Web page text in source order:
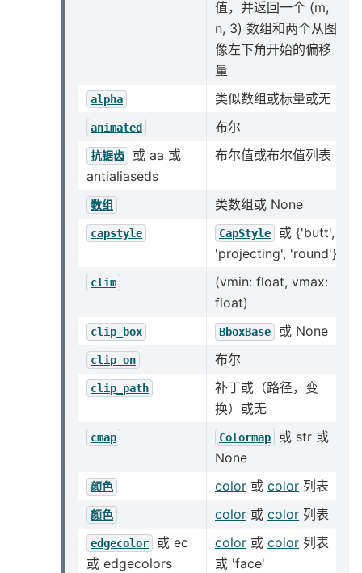
值，并返回一个 (m,
n, 3) 数组和两个从图
像左下角开始的偏移
量
alpha 类似数组或标量或无
animated 布尔
抗锯齿
或 aa 或
antialiaseds
布尔值或布尔值列表
数组 类数组或 None
capstyle CapStyle
或 {'butt',
'projecting', 'round'}
clim
(vmin: float, vmax:
float)
clip_box BboxBase 或 None
clip_on 布尔
clip_path
补丁或（路径，变
换）或无
cmap Colormap
或 str 或
None
颜色 color 或 color 列表
颜色 color 或 color 列表
edgecolor
或 ec
或 edgecolors
color 或 color 列表
或 'face'